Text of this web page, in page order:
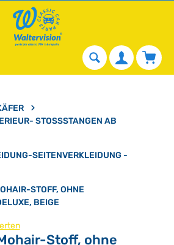
STOSSSTANGEN AB 8
SEITENVERKLEIDUNG -
STOFF, OHNE
BEIGE
von 0 von 5 Sternen
Stoff, ohne